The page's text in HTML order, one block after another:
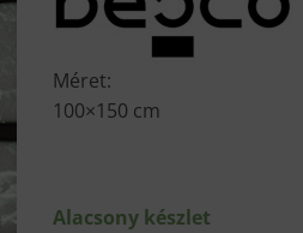
Méret:
100×150 cm
Alacsony készlet